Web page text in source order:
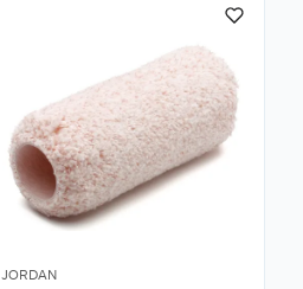
JORDAN